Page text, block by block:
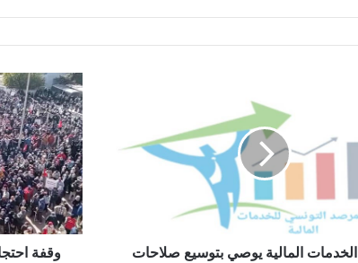
المالية يوصي بتوسيع صلاحات